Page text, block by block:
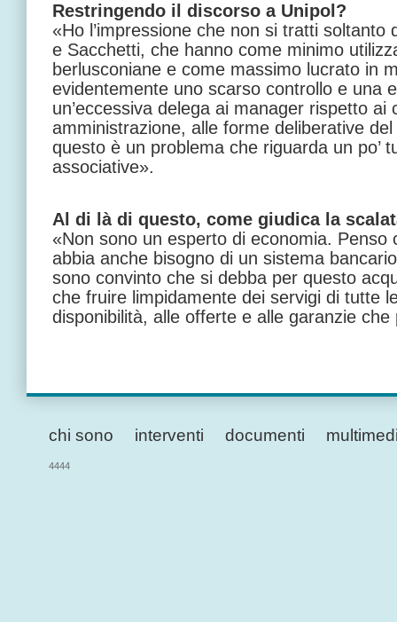
Restringendo il discorso a Unipol?
«Ho l’impressione che non si tratti soltanto
e Sacchetti, che hanno come minimo
berlusconiane e come massimo lucrato in
evidentemente uno scarso controllo e una
un’eccessiva delega ai manager rispetto ai
amministrazione, alle forme deliberative
questo è un problema che riguarda un po’
associative».
Al di là di questo, come giudica la
«Non sono un esperto di economia. Penso
abbia anche bisogno di un sistema
sono convinto che si debba per questo
che fruire limpidamente dei servigi di tutte
disponibilità, alle offerte e alle garanzie che
chi sono interventi documenti
4444